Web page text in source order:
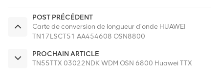
POST PRÉCÉDENT
Carte de conversion de longueur d'onde HUAWEI
TN17LSCT51 AA454608 OSN8800
PROCHAIN ARTICLE
TN55TTX 03022NDK WDM OSN 6800 Huawei TTX